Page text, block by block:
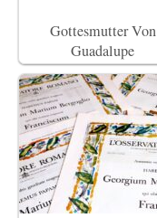
Gottesmutter Von
Guadalupe